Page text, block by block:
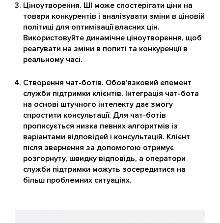
Ціноутворення. ШІ може спостерігати ціни на
товари конкурентів і аналізувати зміни в ціновій
політиці для оптимізації власних цін.
Використовуйте динамічне ціноутворення, щоб
реагувати на зміни в попиті та конкуренції в
реальному часі.
Створення чат-ботів. Обов’язковий елемент
служби підтримки клієнтів. Інтеграція чат-бота
на основі штучного інтелекту дає змогу
спростити консультації. Для чат-ботів
прописується низка певних алгоритмів із
варіантами відповідей і консультацій. Клієнт
після звернення за допомогою отримує
розгорнуту, швидку відповідь, а оператори
служби підтримки можуть зосередитися на
більш проблемних ситуаціях.